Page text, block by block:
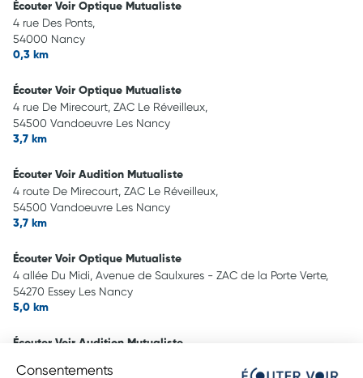
Consentements
Écouter Voir Optique Mutualiste
4 rue Des Ponts,
54000 Nancy
0,3 km
Écouter Voir Optique Mutualiste
4 rue De Mirecourt, ZAC Le Réveilleux,
54500 Vandoeuvre Les Nancy
3,7 km
Écouter Voir Audition Mutualiste
4 route De Mirecourt, ZAC Le Réveilleux,
54500 Vandoeuvre Les Nancy
3,7 km
Écouter Voir Optique Mutualiste
4 allée Du Midi, Avenue de Saulxures - ZAC de la Porte Verte,
54270 Essey Les Nancy
5,0 km
Écouter Voir Audition Mutualiste